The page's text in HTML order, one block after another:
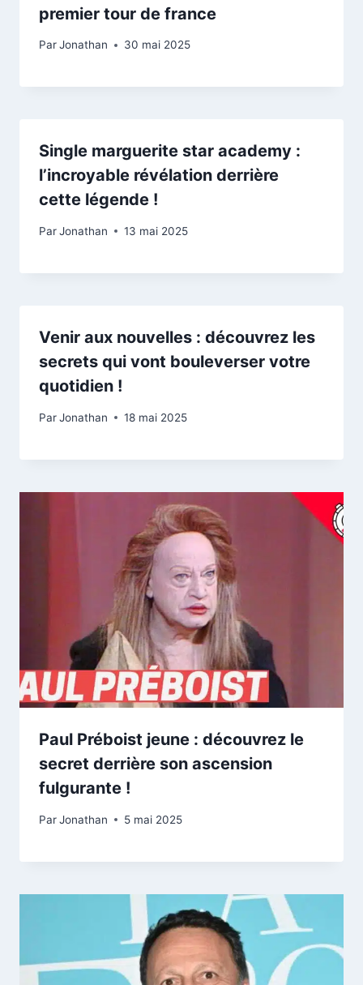
premier tour de france
ParJonathan 30 mai 2025
Single marguerite star academy :
l’incroyable révélation derrière
cette légende !
ParJonathan 13 mai 2025
Venir aux nouvelles : découvrez les
secrets qui vont bouleverser votre
quotidien !
ParJonathan 18 mai 2025
Paul Préboist jeune : découvrez le
secret derrière son ascension
fulgurante !
ParJonathan 5 mai 2025